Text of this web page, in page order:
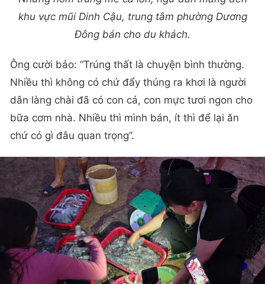
khu vực mũi Dinh Cậu, trung tâm phường Dương
Đông bán cho du khách.
Ông cười bảo: “Trúng thất là chuyện bình thường.
Nhiều thì không có chứ đẩy thúng ra khơi là người
dân làng chài đã có con cá, con mực tươi ngon cho
bữa cơm nhà. Nhiều thì mình bán, ít thì để lại ăn
chứ có gì đâu quan trọng”.